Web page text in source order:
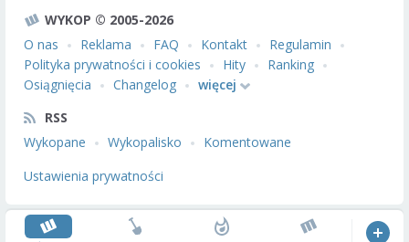
WYKOP © 2005-2026
O nas
Reklama FAQ Kontakt
Regulamin
Polityka prywatności i cookies
Hity
Ranking
Osiągnięcia
Changelog
więcej
RSS
Wykopane
Wykopalisko
Komentowane
Ustawienia prywatności